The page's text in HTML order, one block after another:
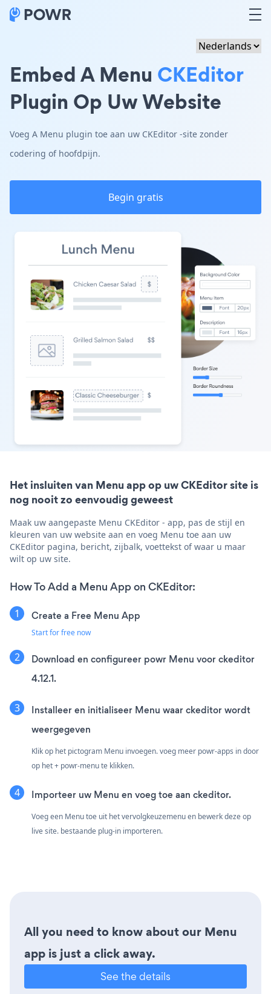
Embed A Menu CKEditor
Plugin Op Uw Website
Voeg A Menu plugin toe aan uw CKEditor -site zonder
codering of hoofdpijn.
Begin gratis
Het insluiten van Menu app op uw CKEditor site is
nog nooit zo eenvoudig geweest
Maak uw aangepaste Menu CKEditor - app, pas de stijl en
kleuren van uw website aan en voeg Menu toe aan uw
CKEditor pagina, bericht, zijbalk, voettekst of waar u maar
wilt op uw site.
How To Add a Menu App on CKEditor:
Create a Free Menu App
Start for free now
Download en configureer powr Menu voor ckeditor
4.12.1.
Installeer en initialiseer Menu waar ckeditor wordt
weergegeven
Klik op het pictogram Menu invoegen. voeg meer powr-apps in door
op het + powr-menu te klikken.
Importeer uw Menu en voeg toe aan ckeditor.
Voeg een Menu toe uit het vervolgkeuzemenu en bewerk deze op
live site. bestaande plug-in importeren.
All you need to know about our Menu
app is just a click away.
See the details